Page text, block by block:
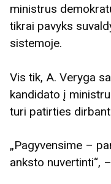
ministrus
tikrai pavyks
sistemoje.
Vis tik, A. Veryga
kandidato į
turi patirties
„Pagyvensime –
anksto nuvertinti“,